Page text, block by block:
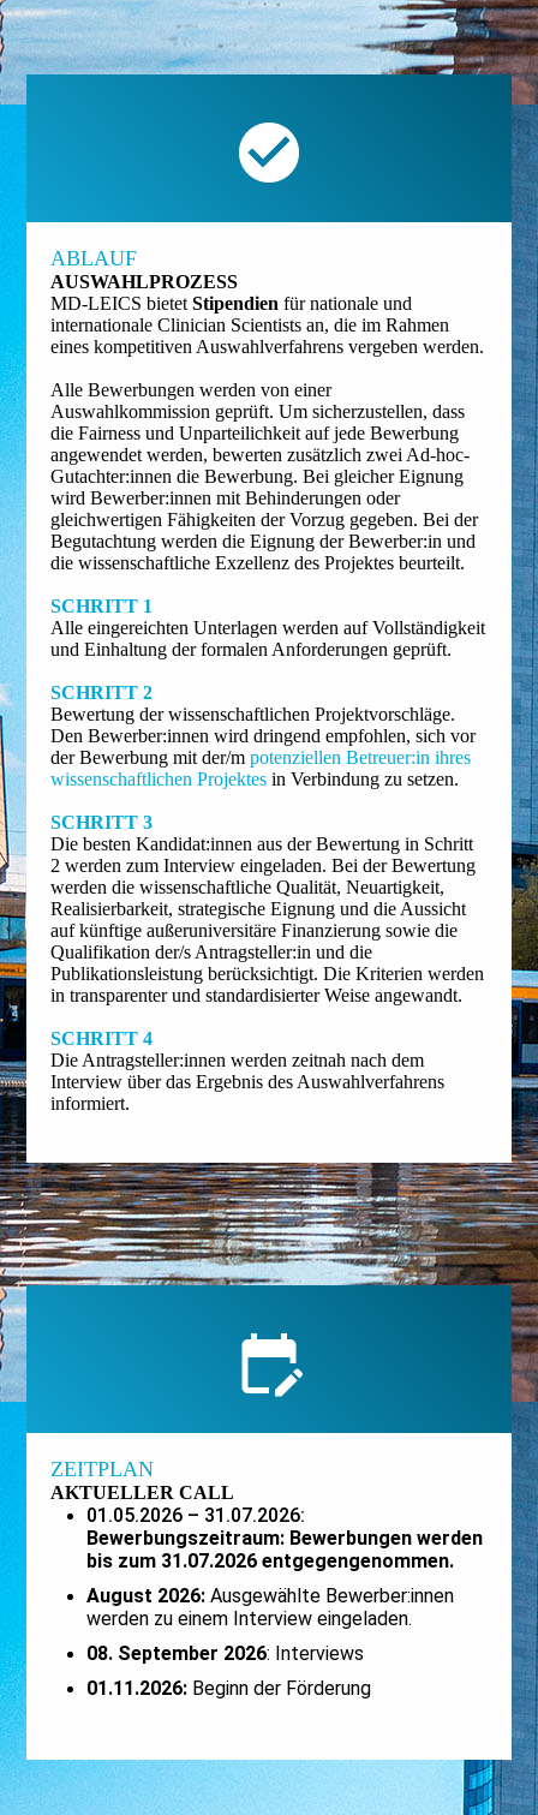
ABLAUF
AUSWAHL­PROZESS
MD-LEICS bietetStipendienfür nationale und
internationale Clinician Scientists an, die im Rahmen
eines kompetitiven Auswahlverfahrens vergeben werden.
Alle Bewerbungen werden von einer
Auswahlkommission geprüft. Um sicherzustellen, dass
die Fairness und Unparteilichkeit auf jede Bewerbung
angewendet werden, bewerten zusätzlich zwei Ad-hoc-
Gutachter:innen die Bewerbung. Bei gleicher Eignung
wird Bewerber:innen mit Behinderungen oder
gleichwertigen Fähigkeiten der Vorzug gegeben. Bei der
Begutachtung werden die Eignung der Bewerber:in und
die wissenschaftliche Exzellenz des Projektes beurteilt.
SCHRITT 1
Alle eingereichten Unterlagen werden auf Vollständigkeit
und Einhaltung der formalen Anforderungen geprüft.
SCHRITT 2
Bewertung der wissenschaftlichen Projektvorschläge.
Den Bewerber:innen wird dringend empfohlen, sich vor
der Bewerbung mit der/mpotenziellen Betreuer:in ihres
wissenschaftlichen Projektes in Verbindung zu setzen.
SCHRITT 3
Die besten Kandidat:innen aus der Bewertung in Schritt
2 werden zum Interview eingeladen. Bei der Bewertung
werden die wissenschaftliche Qualität, Neuartigkeit,
Realisierbarkeit, strategische Eignung und die Aussicht
auf künftige außeruniversitäre Finanzierung sowie die
Qualifikation der/s Antragsteller:in und die
Publikationsleistung berücksichtigt. Die Kriterien werden
in transparenter und standardisierter Weise angewandt.
SCHRITT 4
Die Antragsteller:innen werden zeitnah nach dem
Interview über das Ergebnis des Auswahlverfahrens
informiert.
ZEITPLAN
AKTUELLER CALL
01.05.2026 – 31.07.2026:
Bewerbungszeitraum: Bewerbungen werden
bis zum 31.07.2026 entgegengenommen.
August 2026: Ausgewählte Bewerber:innen
werden zu einem Interview eingeladen.
08. September 2026: Interviews
01.11.2026: Beginn der Förderung